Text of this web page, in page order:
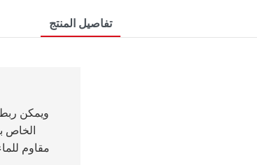
تفاصيل المنتج